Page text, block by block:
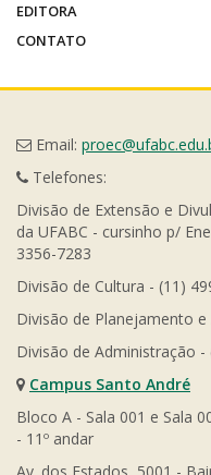
EDITORA
CONTATO
Email:
Telefones:
Divisão de Extensão e
da UFABC - cursinho p/
3356-7283
Divisão de Cultura - (11)
Divisão de Planejamento
Divisão de Administração -
Campus Santo André
Bloco A - Sala 001 e Sala
- 11º andar